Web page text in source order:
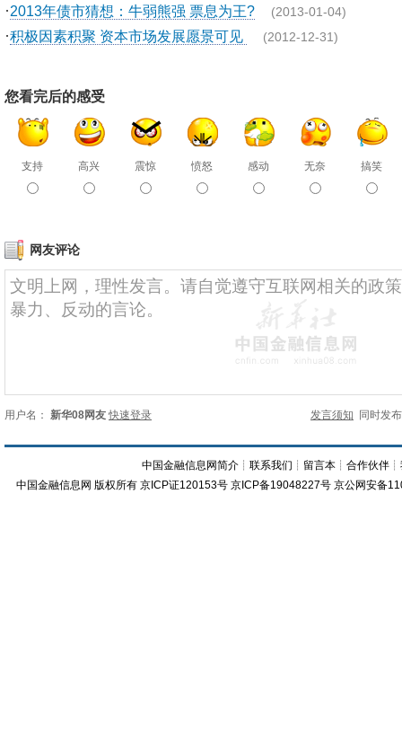
·2013年债市猜想：牛弱熊强 票息为王? (2013-01-04)
·积极因素积聚 资本市场发展愿景可见 (2012-12-31)
您看完后的感受
支持 高兴 震惊 愤怒 感动 无奈 搞笑
网友评论
用户名： 新华08网友 快速登录 发言须知 同时发
中国金融信息网简介 ┊联系我们 ┊ 留言本 ┊合作伙伴 ┊
中国金融信息网 版权所有 京ICP证120153号 京ICP备19048227号 京公网安备